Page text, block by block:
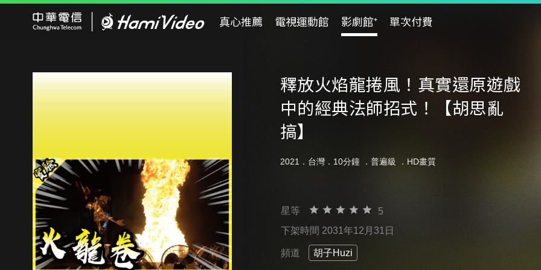
真心推薦 電視運動館 影劇館⁺ 單次付費
釋放火焰龍捲風！真實還原遊戲
中的經典法師招式！【胡思亂
搞】
2021．台灣．10分鐘 ． 普遍級 ．HD畫質
星等
5
下架時間 2031年12月31日
頻道 胡子Huzi